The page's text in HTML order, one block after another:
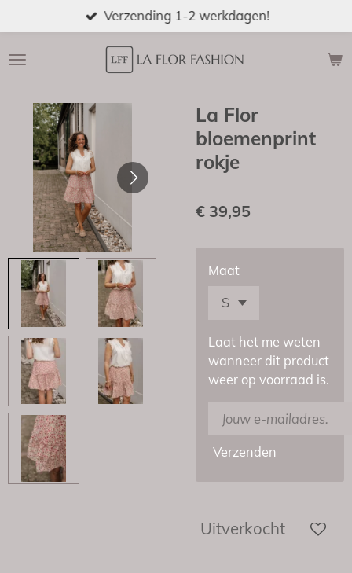
direct
naar
Verzending 1-2 werkdagen!
La Flor
bloemenprint
rokje
€ 39,95
Maat
Laat het me weten
wanneer dit product
weer op voorraad is.
Verzenden
Uitverkocht